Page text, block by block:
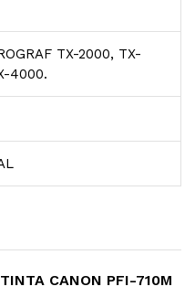
TX-2000, TX-
4000.
CANON PFI-710M